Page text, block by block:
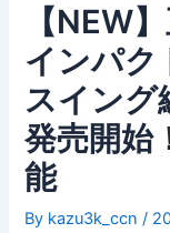
【NEW
インパク
スイング
発売開始
能
By kazu3k_ccn/
シ
ョ
ン